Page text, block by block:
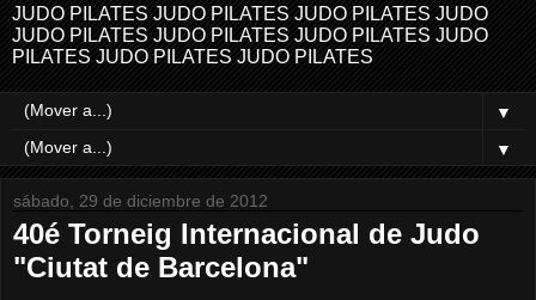
JUDO PILATES JUDO PILATES JUDO PILATES JUDO
JUDO PILATES JUDO PILATES JUDO PILATES JUDO
PILATES JUDO PILATES JUDO PILATES
▼
▼
sábado, 29 de diciembre de 2012
40é Torneig Internacional de Judo
"Ciutat de Barcelona"